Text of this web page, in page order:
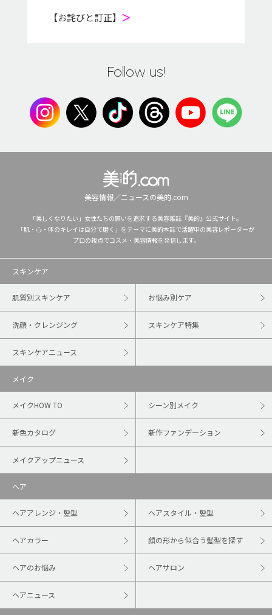
【お詫びと訂正】 ＞
Follow us!
美容情報／ニュースの美的.com
「美しくなりたい」女性たちの願いを追求する美容雑誌『美的』公式サイト。
「肌・心・体のキレイは自分で磨く」をテーマに美的本誌で活躍中の美容レポーターが
プロの視点でコスメ・美容情報を発信します。
スキンケア
肌質別スキンケア お悩み別ケア
洗顔・クレンジング スキンケア特集
スキンケアニュース
メイク
メイクHOW TO シーン別メイク
新色カタログ 新作ファンデーション
メイクアップニュース
ヘア
ヘアアレンジ・髪型 ヘアスタイル・髪型
ヘアカラー 顔の形から似合う髪型を探す
ヘアのお悩み ヘアサロン
ヘアニュース